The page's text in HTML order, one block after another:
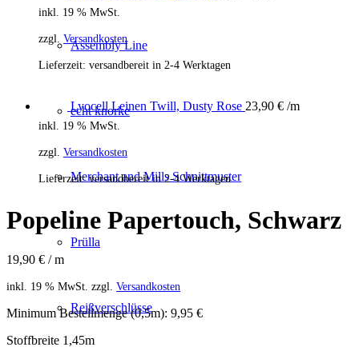
Assembly Line
echt knorke
Merchant and Mills Schnittmuster
Prülla
Reißverschlüsse
inkl. 19 % MwSt.
zzgl. Versandkosten
Lieferzeit: versandbereit in 2-4 Werktagen
Lyocell Leinen Twill, Dusty Rose 23,90 € /m
inkl. 19 % MwSt.
zzgl. Versandkosten
Lieferzeit:versandbereit in 2-4 Werktagen
Popeline Papertouch, Schwarz
19,90 € / m
inkl. 19 % MwSt. zzgl. Versandkosten
Minimum Bestellmenge (0,5m): 9,95 €
Stoffbreite 1,45m